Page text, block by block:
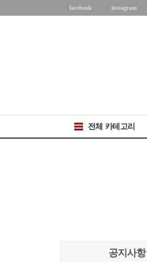
facebook instagram
전체 카테고리
공지사항